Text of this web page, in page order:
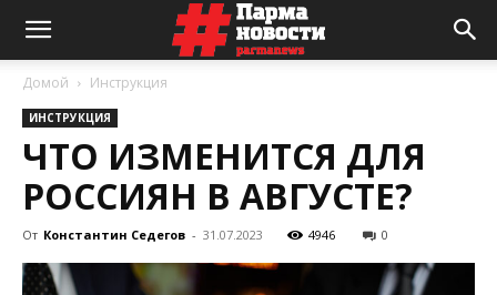
Домой Инструкция
ИНСТРУКЦИЯ
ЧТО ИЗМЕНИТСЯ ДЛЯ
РОССИЯН В АВГУСТЕ?
От Константин Седегов - 31.07.2023 4946 0